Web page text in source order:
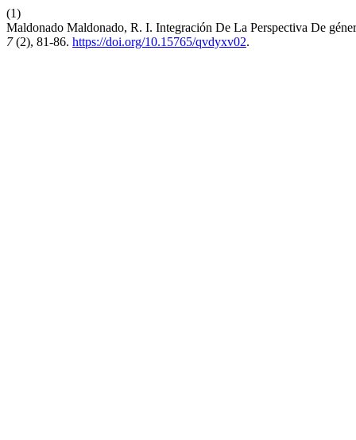
(1)
Maldonado Maldonado, R. I. Integración De La Perspectiva De
7(2), 81-86. https://doi.org/10.15765/qvdyxv02.